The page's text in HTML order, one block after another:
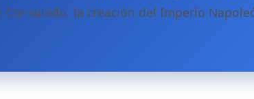
Consulado, la creación del Imperio